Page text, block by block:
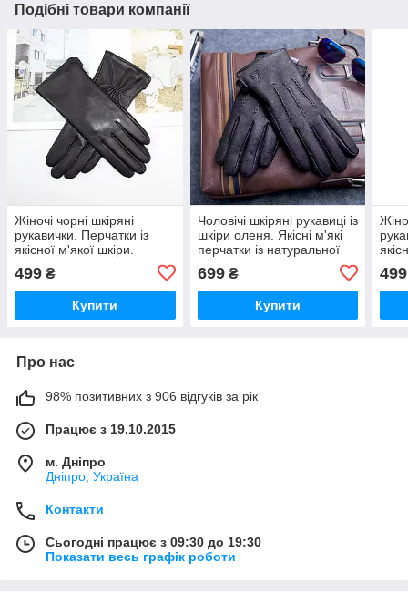
Подібні товари компанії
Жіночі чорні шкіряні
рукавички. Перчатки із
якісної м'якої шкіри.
підкладка
499 ₴
Купити
Чоловічі шкіряні рукавиці із
шкіри оленя. Якісні м'які
перчатки із натуральної
699₴
Купити
499
Про нас
98% позитивних з 906 відгуків за рік
Працює з 19.10.2015
м. Дніпро
Дніпро, Україна
Контакти
Сьогодні працює з 09:30 до 19:30
Показати весь графік роботи